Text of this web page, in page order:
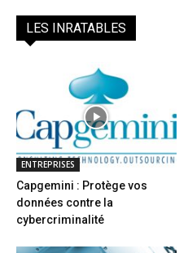
LES INRATABLES
ENTREPRISES
Capgemini : Protège vos
données contre la
cybercriminalité